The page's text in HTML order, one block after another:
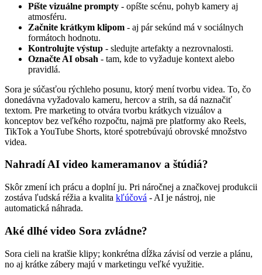
Píšte vizuálne prompty - opíšte scénu, pohyb kamery aj
atmosféru.
Začnite krátkym klipom - aj pár sekúnd má v sociálnych
formátoch hodnotu.
Kontrolujte výstup - sledujte artefakty a nezrovnalosti.
Označte AI obsah - tam, kde to vyžaduje kontext alebo
pravidlá.
Sora je súčasťou rýchleho posunu, ktorý mení tvorbu videa. To, čo
donedávna vyžadovalo kameru, hercov a strih, sa dá naznačiť
textom. Pre marketing to otvára tvorbu krátkych vizuálov a
konceptov bez veľkého rozpočtu, najmä pre platformy ako Reels,
TikTok a YouTube Shorts, ktoré spotrebúvajú obrovské množstvo
videa.
Nahradí AI video kameramanov a štúdiá?
Skôr zmení ich prácu a doplní ju. Pri náročnej a značkovej produkcii
zostáva ľudská réžia a kvalita kľúčová - AI je nástroj, nie
automatická náhrada.
Aké dlhé video Sora zvládne?
Sora cieli na kratšie klipy; konkrétna dĺžka závisí od verzie a plánu,
no aj krátke zábery majú v marketingu veľké využitie.